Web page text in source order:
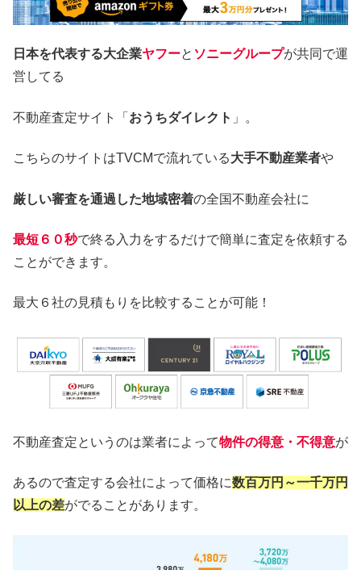
日本を代表する大企業ヤフーと ソニーグループが共同で運
営してる
不動産査定サイト「 おうちダイレクト 」。
こちらのサイトはTVCMで流れている大手不動産業者や
厳しい審査を通過した地域密着の全国不動産会社に
最短６０秒で終る入力をするだけで簡単に査定を依頼する
ことができます。
最大６社の見積もりを比較することが可能！
不動産査定というのは業者によって物件の得意・不得意が
あるので査定する会社によって価格に数百万円～一千万円
以上の差がでることがあります。